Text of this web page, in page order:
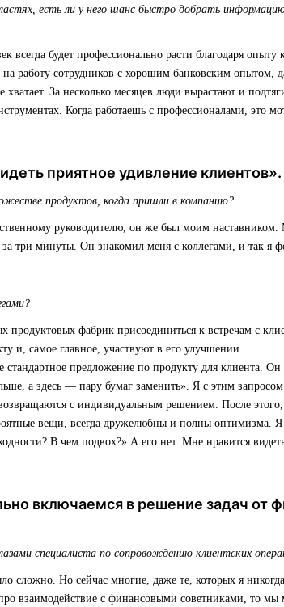
есть ли у него шанс быстро добрать
будет профессионально расти благодаря опыту
на работу сотрудников с хорошим банковским опытом,
За несколько месяцев люди вырастают и
Когда работаешь с профессионалами, это
приятное удивление клиентов».
продуктов, когда пришли в компанию?
руководителю, он же был моим
три минуты. Он знакомил меня с коллегами, и так я
продуктовых фабрик присоединиться к встречам с
и, самое главное, участвуют в его улучшении.
предложение по продукту для клиента. Он
а здесь — пару бумаг заменить». Я с этим
с индивидуальным решением. После
вещи, всегда дружелюбны и полны оптимизма.
В чем подвох?» А его нет. Мне нравится
включаемся в решение задач от
специалиста по сопровождению клиентских
сложно. Но сейчас многие, даже те, которых я
взаимодействие с финансовыми советниками, то мы